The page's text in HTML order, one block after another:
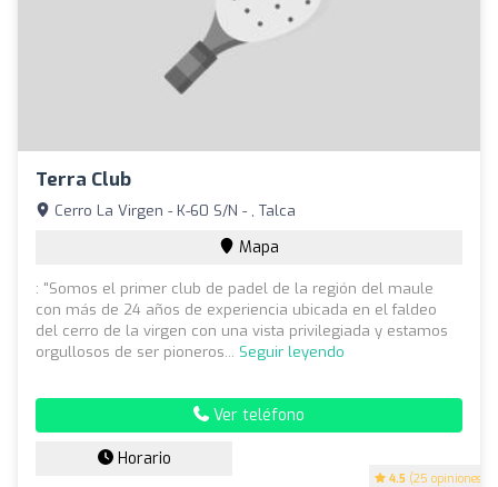
Terra Club
4.5 (25 opiniones)
Cerro La Virgen - K-60 S/N - , Talca
Mapa
: "Somos el primer club de padel de la región del maule
con más de 24 años de experiencia ubicada en el faldeo
del cerro de la virgen con una vista privilegiada y estamos
orgullosos de ser pioneros... Seguir leyendo
Ver teléfono
Horario